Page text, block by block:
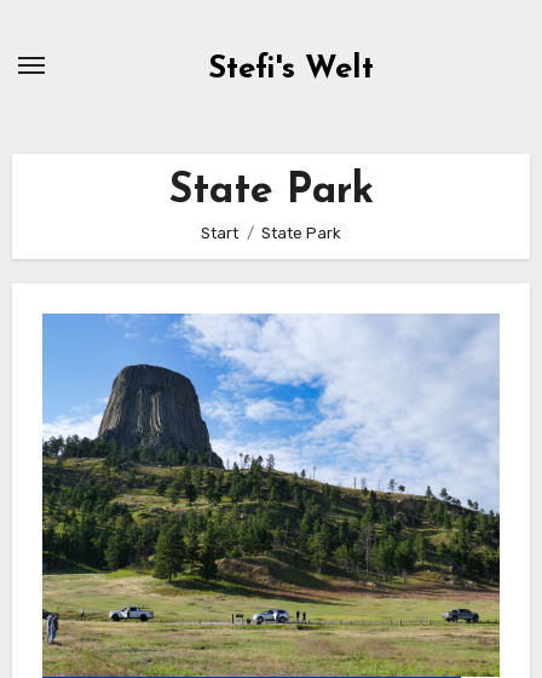
Stefi's Welt
State Park
Start State Park